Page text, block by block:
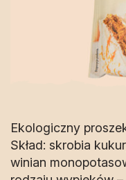
Ekologiczny
Skład: skrobia
winian